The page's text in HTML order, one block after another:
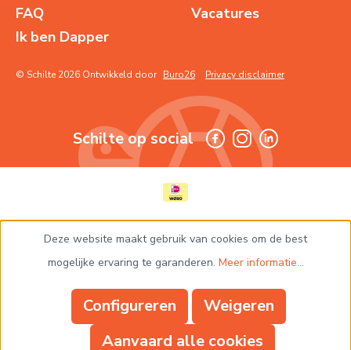
FAQ
Vacatures
Ik ben Dapper
© Schilte 2026 Ontwikkeld door Buro26 Privacy disclaimer
Schilte op social
Deze website maakt gebruik van cookies om de best
mogelijke ervaring te garanderen. Meer informatie...
Weigeren
Configureren
Aanvaard alle cookies